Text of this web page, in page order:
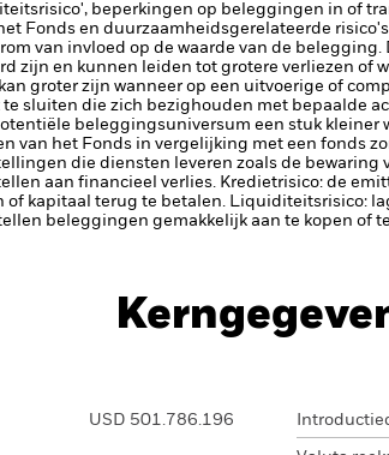
beperkingen op beleggingen in of
Fonds en duurzaamheidsgerelateerde
van invloed op de waarde van de belegging.
zijn en kunnen leiden tot grotere verliezen
groter zijn wanneer op een uitvoerige of
sluiten die zich bezighouden met bepaalde
beleggingsuniversum een stuk
van het Fonds in vergelijking met een fonds
die diensten leveren zoals de
aan financieel verlies. Kredietrisico: de
of kapitaal terug te betalen. Liquiditeitsrisico:
beleggingen gemakkelijk aan te kopen of
USD 501.786.196